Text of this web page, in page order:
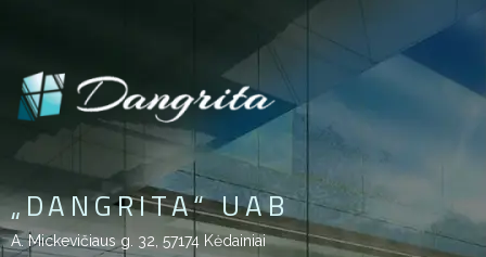
„DANGRITA“ UAB
A. Mickevičiaus g. 32, 57174 Kėdainiai